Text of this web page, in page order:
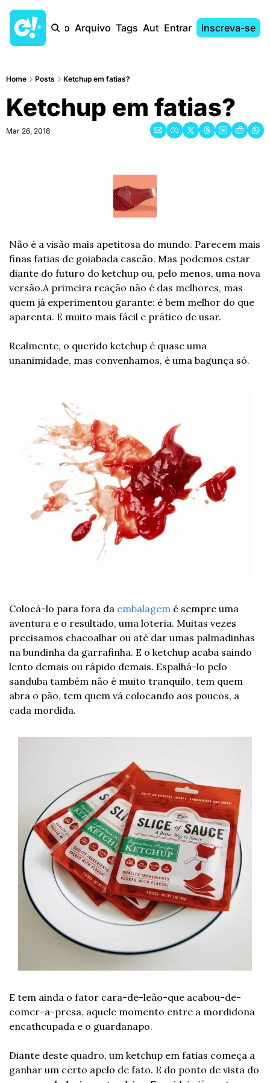
Início Arquivo Tags AutoresEntrar Inscreva-se
Home Posts Ketchup em fatias?
Ketchup em fatias?
Mar 26, 2018
Não é a visão mais apetitosa do mundo. Parecem mais
finas fatias de goiabada cascão. Mas podemos estar
diante do futuro do ketchup ou, pelo menos, uma nova
versão.A primeira reação não é das melhores, mas
quem já experimentou garante: é bem melhor do que
aparenta. E muito mais fácil e prático de usar.
Realmente, o querido ketchup é quase uma
unanimidade, mas convenhamos, é uma bagunça só.
Colocá-lo para fora da embalagem é sempre uma
aventura e o resultado, uma loteria. Muitas vezes
precisamos chacoalhar ou até dar umas palmadinhas
na bundinha da garrafinha. E o ketchup acaba saindo
lento demais ou rápido demais. Espalhá-lo pelo
sanduba também não é muito tranquilo, tem quem
abra o pão, tem quem vá colocando aos poucos, a
cada mordida.
E tem ainda o fator cara-de-leão-que acabou-de-
comer-a-presa, aquele momento entre a mordidona
encathcupada e o guardanapo.
Diante deste quadro, um ketchup em fatias começa a
ganhar um certo apelo de fato. E do ponto de vista do